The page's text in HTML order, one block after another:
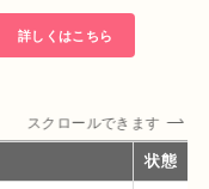
詳しくはこちら
スクロールできます
状態